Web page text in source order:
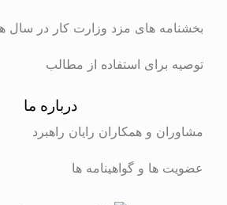
های مزد وزارت کار در سال های مختلف
استفاده از مطالب
و همکاران رایان راهبرد
و گواهینامه ها